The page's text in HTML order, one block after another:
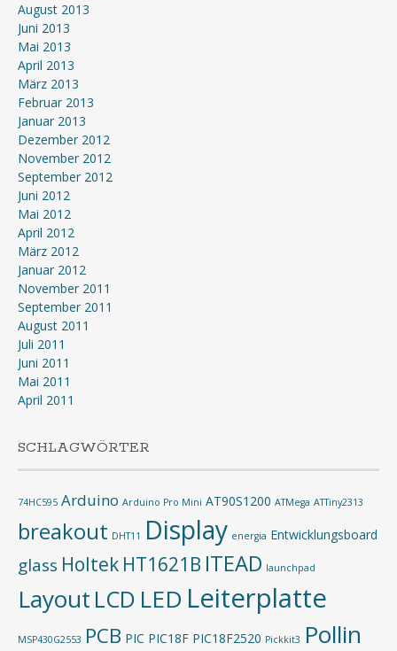
August 2013
Juni 2013
Mai 2013
April 2013
März 2013
Februar 2013
Januar 2013
Dezember 2012
November 2012
September 2012
Juni 2012
Mai 2012
April 2012
März 2012
Januar 2012
November 2011
September 2011
August 2011
Juli 2011
Juni 2011
Mai 2011
April 2011
SCHLAGWÖRTER
74HC595 Arduino Arduino Pro Mini AT90S1200 ATMega ATTiny2313
breakout DHT11 Display energia Entwicklungsboard
glass Holtek HT1621B ITEAD launchpad
Layout LCD LED Leiterplatte
MSP430G2553 PCB PIC PIC18F PIC18F2520 Pickkit3 Pollin